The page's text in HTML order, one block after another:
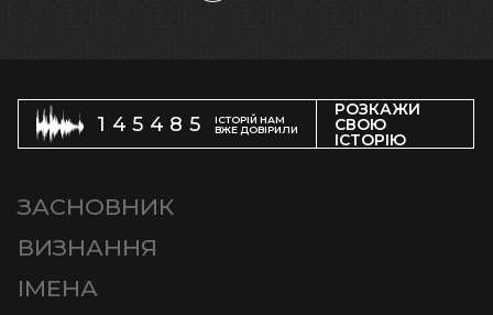
145485
ІСТОРІЙ НАМ
ВЖЕ ДОВІРИЛИ
РОЗКАЖИ
СВОЮ
ІСТОРІЮ
ЗАСНОВНИК
ВИЗНАННЯ
ІМЕНА